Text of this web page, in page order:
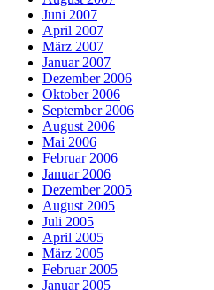
Juni 2007
April 2007
März 2007
Januar 2007
Dezember 2006
Oktober 2006
September 2006
August 2006
Mai 2006
Februar 2006
Januar 2006
Dezember 2005
August 2005
Juli 2005
April 2005
März 2005
Februar 2005
Januar 2005